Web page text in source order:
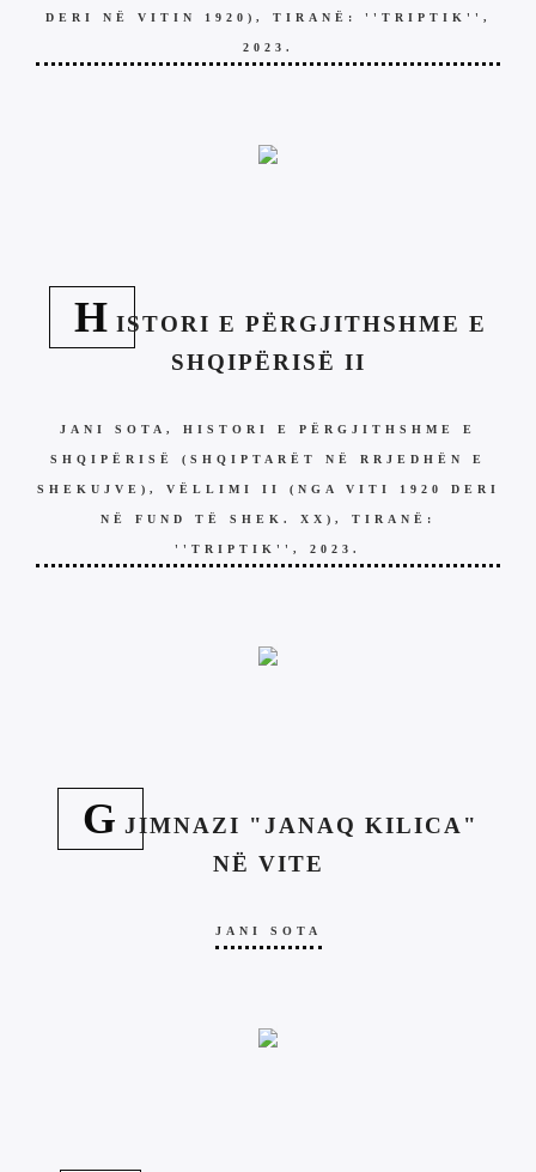
DERI NË VITIN 1920), TIRANË: ''TRIPTIK'',
2023.
H ISTORI E PËRGJITHSHME E
SHQIPËRISË II
JANI SOTA, HISTORI E PËRGJITHSHME E
SHQIPËRISË (SHQIPTARËT NË RRJEDHËN E
SHEKUJVE), VËLLIMI II (NGA VITI 1920 DERI
NË FUND TË SHEK. XX), TIRANË:
''TRIPTIK'', 2023.
G JIMNAZI "JANAQ KILICA"
NË VITE
JANI SOTA